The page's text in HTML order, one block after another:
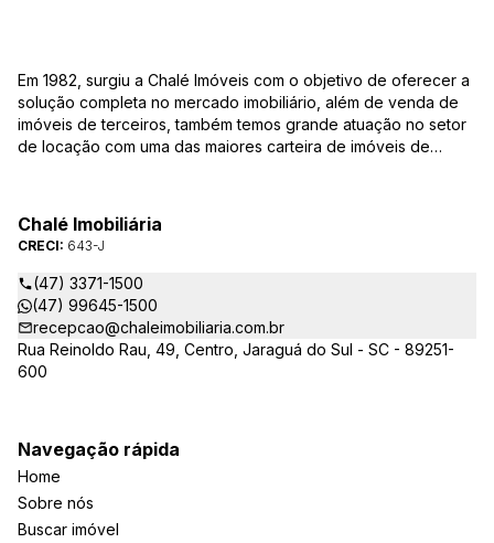
Em 1982, surgiu a Chalé Imóveis com o objetivo de oferecer a
solução completa no mercado imobiliário, além de venda de
imóveis de terceiros, também temos grande atuação no setor
de locação com uma das maiores carteira de imóveis de
Arte Imóveis. E também reavaliamos a nossa Missão, Visão e
Valores.
Chalé Imobiliária
CRECI: 643-J
(47) 3371-1500
(47) 99645-1500
recepcao@chaleimobiliaria.com.br
Rua Reinoldo Rau, 49, Centro, Jaraguá do Sul - SC - 89251-
600
Navegação rápida
Home
Sobre nós
Buscar imóvel